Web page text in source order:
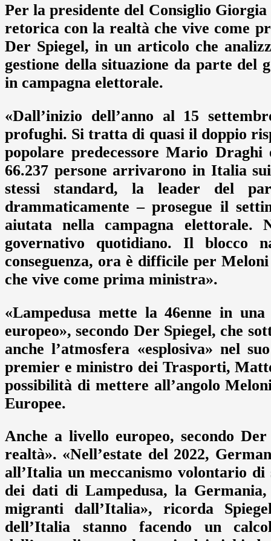
Per la presidente del Consiglio
retorica con la realtà che vive come
Der Spiegel, in un articolo che
gestione della situazione da parte
in campagna elettorale.
«Dall’inizio dell’anno al 15
profughi. Si tratta di quasi il doppio
popolare predecessore Mario
66.237 persone arrivarono in Italia
stessi standard, la leader del
drammaticamente – prosegue il
aiutata nella campagna
governativo quotidiano. Il blocco
conseguenza, ora è difficile per
che vive come prima ministra».
«Lampedusa mette la 46enne in
europeo», secondo Der Spiegel, che
anche l’atmosfera «esplosiva» nel
premier e ministro dei Trasporti,
possibilità di mettere all’angolo
Europee.
Anche a livello europeo, secondo
realtà». «Nell’estate del 2022,
all’Italia un meccanismo volontario
dei dati di Lampedusa, la
migranti dall’Italia», ricorda
dell’Italia stanno facendo un